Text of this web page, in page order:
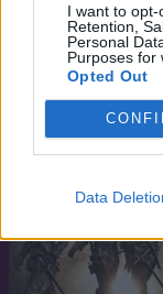
I want to opt-
Retention,
Personal
Purposes for
Opted Out
Data
DICE a